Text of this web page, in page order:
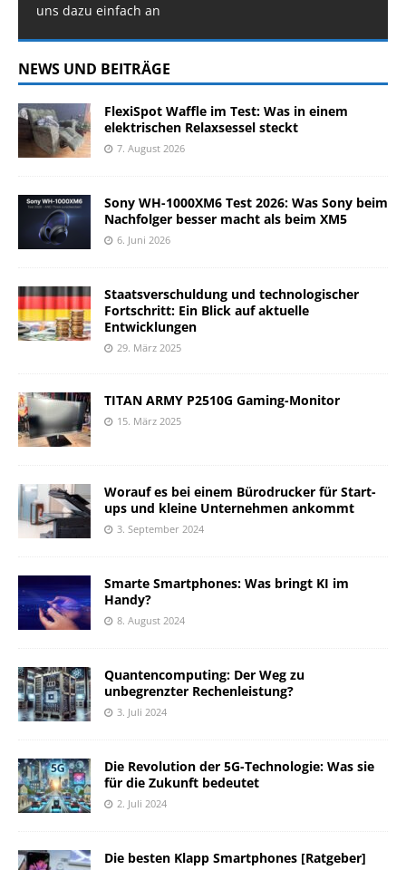
uns dazu einfach an
NEWS UND BEITRÄGE
FlexiSpot Waffle im Test: Was in einem
elektrischen Relaxsessel steckt
7. August 2026
Sony WH-1000XM6 Test 2026: Was Sony beim
Nachfolger besser macht als beim XM5
6. Juni 2026
Staatsverschuldung und technologischer
Fortschritt: Ein Blick auf aktuelle
Entwicklungen
29. März 2025
TITAN ARMY P2510G Gaming-Monitor
15. März 2025
Worauf es bei einem Bürodrucker für Start-
ups und kleine Unternehmen ankommt
3. September 2024
Smarte Smartphones: Was bringt KI im
Handy?
8. August 2024
Quantencomputing: Der Weg zu
unbegrenzter Rechenleistung?
3. Juli 2024
Die Revolution der 5G-Technologie: Was sie
für die Zukunft bedeutet
2. Juli 2024
Die besten Klapp Smartphones [Ratgeber]